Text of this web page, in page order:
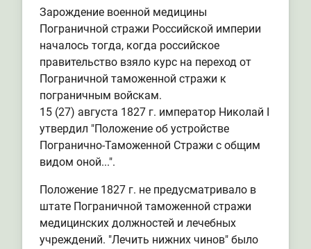
Зарождение военной медицины
Пограничной стражи Российской империи
началось тогда, когда российское
правительство взяло курс на переход от
Пограничной таможенной стражи к
пограничным войскам.
15 (27) августа 1827 г. император Николай I
утвердил "Положение об устройстве
Погранично-Таможенной Стражи с общим
видом оной...".
Положение 1827 г. не предусматривало в
штате Пограничной таможенной стражи
медицинских должностей и лечебных
учреждений. "Лечить нижних чинов" было